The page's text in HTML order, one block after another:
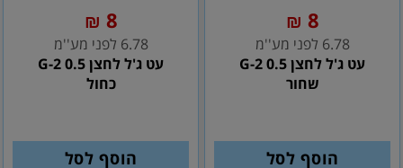
8
₪
6.78 לפני מע''מ
עט ג'ל לחצן G-2 0.5
שחור
הוסף לסל
8
₪
6.78 לפני מע''מ
עט ג'ל לחצן G-2 0.5
כחול
הוסף לסל